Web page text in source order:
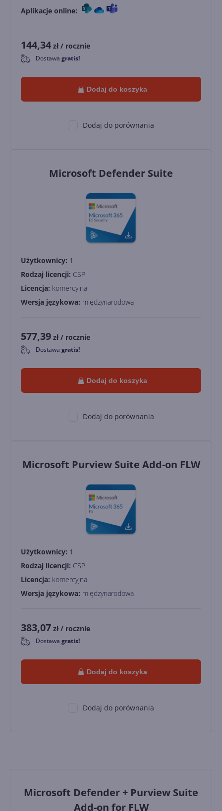
Aplikacje online:
144,34 zł / rocznie
0 Dostawa gratis!
Dodaj do koszyka
Dodaj do porównania
Microsoft Defender Suite
Użytkownicy: 1
Rodzaj licencji: CSP
Licencja: komercyjna
Wersja językowa: międzynarodowa
577,39 zł / rocznie
0 Dostawa gratis!
Dodaj do koszyka
Dodaj do porównania
Microsoft Purview Suite Add-on FLW
Użytkownicy: 1
Rodzaj licencji: CSP
Licencja: komercyjna
Wersja językowa: międzynarodowa
383,07 zł / rocznie
0 Dostawa gratis!
Dodaj do koszyka
Dodaj do porównania
Microsoft Defender + Purview Suite
Add-on for FLW